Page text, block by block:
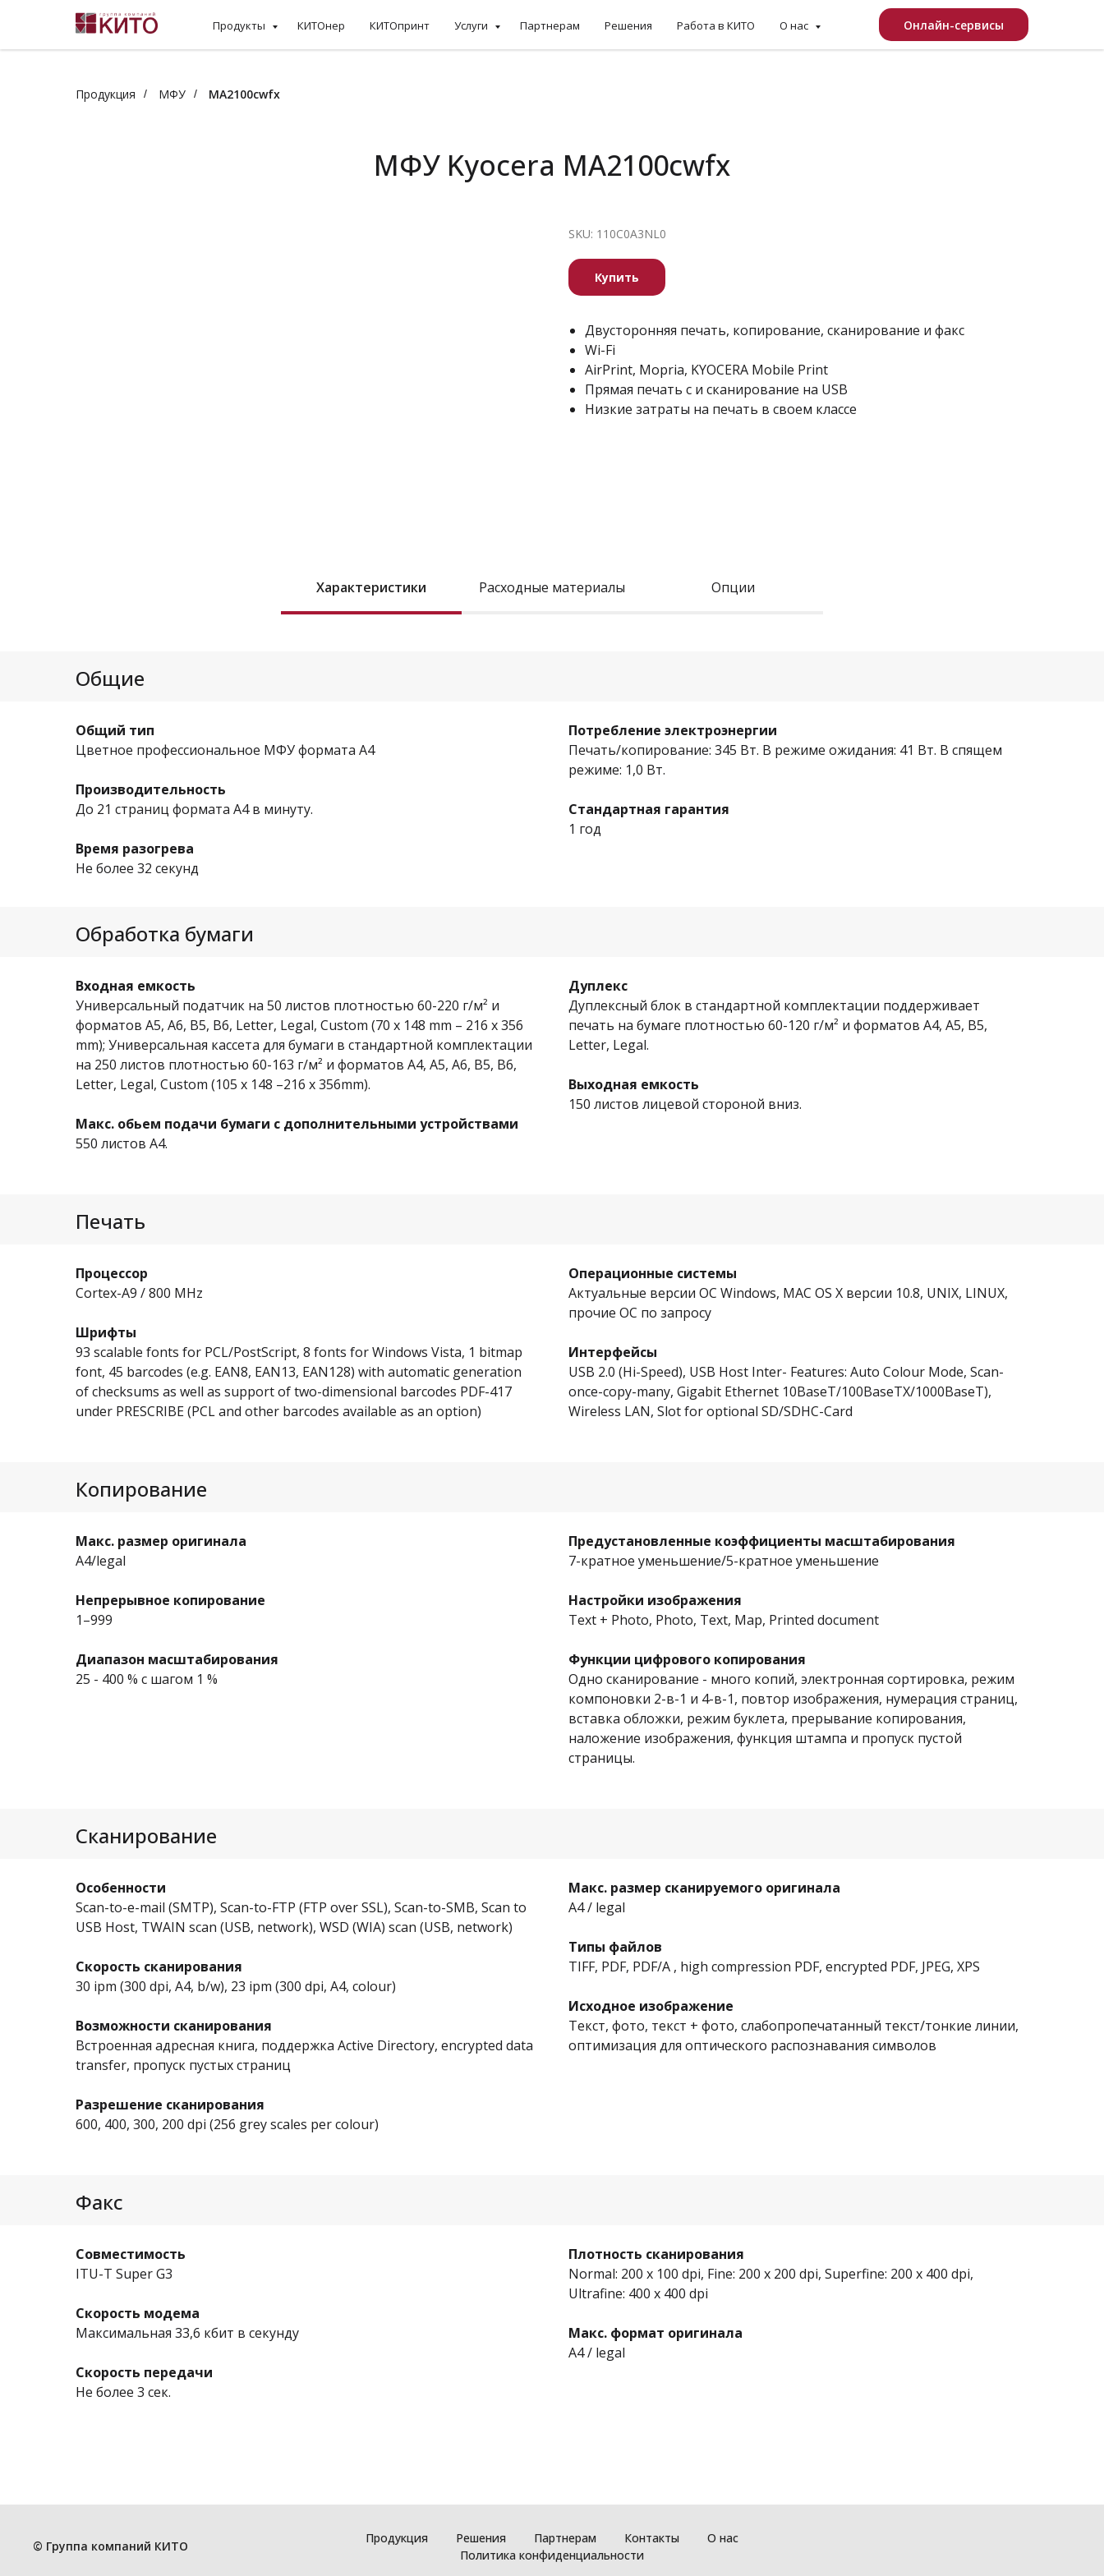
Продукты КИТОнер КИТОпринт Услуги Партнерам Решения Работа в КИТО О нас Онлайн-сервисы
Продукция / МФУ / MA2100cwfx
МФУ Kyocera MA2100cwfx
SKU: 110C0A3NL0
Купить
Двусторонняя печать, копирование, сканирование и факс
Wi-Fi
AirPrint, Mopria, KYOCERA Mobile Print
Прямая печать с и сканирование на USB
Низкие затраты на печать в своем классе
Характеристики Расходные материалы Опции
Общие
Общий тип
Цветное профессиональное МФУ формата А4
Производительность
До 21 страниц формата А4 в минуту.
Время разогрева
Не более 32 секунд
Потребление электроэнергии
Печать/копирование: 345 Вт. В режиме ожидания: 41 Вт. В спящем
режиме: 1,0 Вт.
Стандартная гарантия
1 год
Обработка бумаги
Входная емкость
Универсальный податчик на 50 листов плотностью 60-220 г/м² и
форматов A5, A6, B5, B6, Letter, Legal, Custom (70 x 148 mm – 216 x 356
mm); Универсальная кассета для бумаги в стандартной комплектации
на 250 листов плотностью 60-163 г/м² и форматов A4, A5, A6, B5, B6,
Letter, Legal, Custom (105 x 148 –216 x 356mm).
Макс. обьем подачи бумаги с дополнительными устройствами
550 листов A4.
Дуплекс
Дуплексный блок в стандартной комплектации поддерживает
печать на бумаге плотностью 60-120 г/м² и форматов A4, A5, B5,
Letter, Legal.
Выходная емкость
150 листов лицевой стороной вниз.
Печать
Процессор
Cortex-A9 / 800 MHz
Шрифты
93 scalable fonts for PCL/PostScript, 8 fonts for Windows Vista, 1 bitmap
font, 45 barcodes (e.g. EAN8, EAN13, EAN128) with automatic generation
of checksums as well as support of two-dimensional barcodes PDF-417
under PRESCRIBE (PCL and other barcodes available as an option)
Операционные системы
Актуальные версии ОС Windows, MAC OS X версии 10.8, UNIX, LINUX,
прочие ОС по запросу
Интерфейсы
USB 2.0 (Hi-Speed), USB Host Inter- Features: Auto Colour Mode, Scan-
once-copy-many, Gigabit Ethernet 10BaseT/100BaseTX/1000BaseT),
Wireless LAN, Slot for optional SD/SDHC-Card
Копирование
Макс. размер оригинала
A4/legal
Непрерывное копирование
1–999
Диапазон масштабирования
25 - 400 % с шагом 1 %
Предустановленные коэффициенты масштабирования
7-кратное уменьшение/5-кратное уменьшение
Настройки изображения
Text + Photo, Photo, Text, Map, Printed document
Функции цифрового копирования
Одно сканирование - много копий, электронная сортировка, режим
компоновки 2-в-1 и 4-в-1, повтор изображения, нумерация страниц,
вставка обложки, режим буклета, прерывание копирования,
наложение изображения, функция штампа и пропуск пустой
страницы.
Сканирование
Особенности
Scan-to-e-mail (SMTP), Scan-to-FTP (FTP over SSL), Scan-to-SMB, Scan to
USB Host, TWAIN scan (USB, network), WSD (WIA) scan (USB, network)
Скорость сканирования
30 ipm (300 dpi, A4, b/w), 23 ipm (300 dpi, A4, colour)
Возможности сканирования
Встроенная адресная книга, поддержка Active Directory, encrypted data
transfer, пропуск пустых страниц
Разрешение сканирования
600, 400, 300, 200 dpi (256 grey scales per colour)
Макс. размер сканируемого оригинала
A4 / legal
Типы файлов
TIFF, PDF, PDF/A , high compression PDF, encrypted PDF, JPEG, XPS
Исходное изображение
Текст, фото, текст + фото, слабопропечатанный текст/тонкие линии,
оптимизация для оптического распознавания символов
Факс
Совместимость
ITU-T Super G3
Скорость модема
Максимальная 33,6 кбит в секунду
Скорость передачи
Не более 3 сек.
Плотность сканирования
Normal: 200 x 100 dpi, Fine: 200 x 200 dpi, Superfine: 200 x 400 dpi,
Ultrafine: 400 x 400 dpi
Макс. формат оригинала
A4 / legal
© Группа компаний КИТО
Продукция Решения Партнерам Контакты
О нас
Политика конфиденциальности